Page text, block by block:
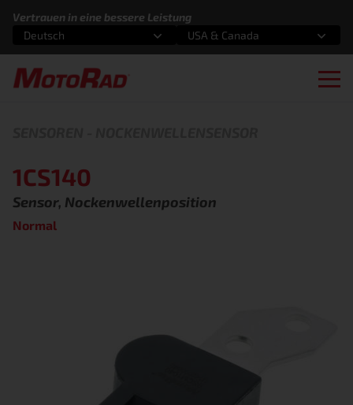
Vertrauen in eine bessere Leistung
Wählen Sie eine Option
Deutsch
Wählen Sie eine Option
USA & Canada
1CS140
Sensor, Nockenwellenposition
Normal